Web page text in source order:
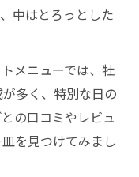
中はとろっとした
メニューでは、牡
多く、特別な日の
の口コミやレビュ
を見つけてみまし